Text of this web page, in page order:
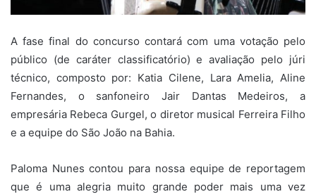
A fase final do concurso contará com uma votação pelo
público (de caráter classificatório) e avaliação pelo júri
técnico, composto por: Katia Cilene, Lara Amelia, Aline
Fernandes, o sanfoneiro Jair Dantas Medeiros, a
empresária Rebeca Gurgel, o diretor musical Ferreira Filho
e a equipe do São João na Bahia.
Paloma Nunes contou para nossa equipe de reportagem
que é uma alegria muito grande poder mais uma vez